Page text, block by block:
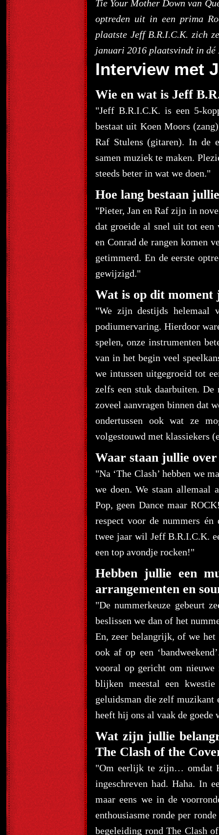
Tie Your Mother Down van
optreden uit in een prima
plaatste Jeff B.R.I.C.K. zich
januari 2016 plaatsvindt in dé
Interview met
Wie en wat is Jeff
"Jeff B.R.I.C.K. is een 5-
bestaat uit Koen Moors
Raf Stulens (gitaren). In de
samen muziek te maken.
steeds beter in wat we doen."
Hoe lang bestaan
"Pieter, Jan en Raf zijn in
dat groeide al snel uit tot
en Conrad de rangen komen
getimmerd. En de eerste
gewijzigd."
Wat is op dit moment
"We zijn destijds helemaal
podiumervaring. Hierdoor
spelen, onze instrumenten
van in het begin veel
we intussen uitgegroeid tot
zelfs een stuk daarbuiten.
zoveel aanvragen binnen dat
ondertussen ook wat ze
volgestouwd met klassiekers
Waar staan jullie
"Na ‘The Clash’ hebben we
we doen. We staan allemaal
Pop, geen Dance maar
respect voor de nummers én
twee jaar wil Jeff B.R.I.C.K.
een top avondje rocken!"
Hebben jullie een
arrangementen en
"De nummerkeuze gebeurt
beslissen we dan of het
En, zeer belangrijk, of we het
ook af op een
vooral op gericht om nieuwe
blijken meestal een
geluidsman die zelf muzikant
heeft hij ons al vaak de goede
Wat zijn jullie
The Clash of the
"Om eerlijk te zijn… omdat
ingeschreven had. Haha. In
maar eens we in de
enthousiasme ronde per
begeleiding rond The Clash